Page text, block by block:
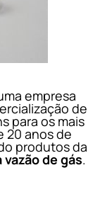
empresa
de
para os mais
20 anos de
produtos da
vazão de gás.